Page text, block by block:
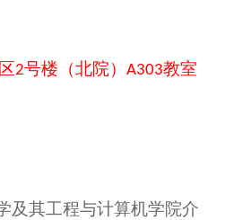
2号楼（北院） A303教室
及其工程与计算机学院介